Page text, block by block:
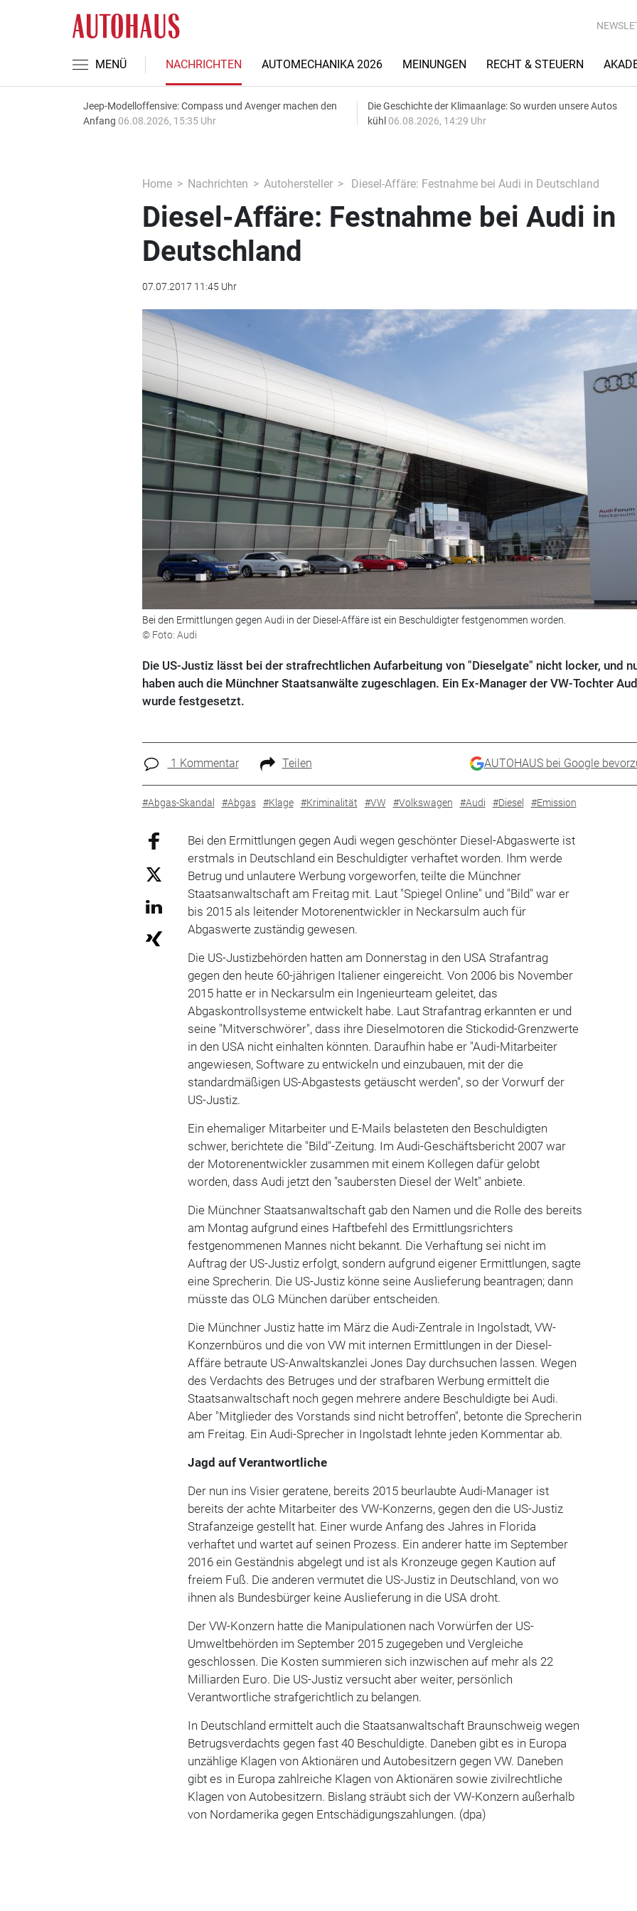
MENÜ NACHRICHTEN AUTOMECHANIKA 2026 MEINUNGEN RECHT & STEUERN
Jeep-Modelloffensive: Compass und Avenger machen den
Anfang 06.08.2026, 15:35 Uhr
Die Geschichte der Klimaanlage: So wurden unsere Autos
kühl 06.08.2026, 14:29 Uhr
Home Nachrichten Autohersteller Diesel-Affäre: Festnahme bei Audi in Deutschland
Diesel-Affäre: Festnahme bei Audi in
Deutschland
07.07.2017 11:45 Uhr
Bei den Ermittlungen gegen Audi in der Diesel-Affäre ist ein Beschuldigter festgenommen worden.
© Foto: Audi
Die US-Justiz lässt bei der strafrechtlichen Aufarbeitung von "Dieselgate" nicht locker, und
haben auch die Münchner Staatsanwälte zugeschlagen. Ein Ex-Manager der VW-Tochter
wurde festgesetzt.
1 Kommentar Teilen AUTOHAUS bei Google
#Abgas-Skandal #Abgas #Klage #Kriminalität #VW #Volkswagen #Audi #Diesel #Emission
Bei den Ermittlungen gegen Audi wegen geschönter Diesel-Abgaswerte ist
erstmals in Deutschland ein Beschuldigter verhaftet worden. Ihm werde
Betrug und unlautere Werbung vorgeworfen, teilte die Münchner
Staatsanwaltschaft am Freitag mit. Laut "Spiegel Online" und "Bild" war er
bis 2015 als leitender Motorenentwickler in Neckarsulm auch für
Abgaswerte zuständig gewesen.
Die US-Justizbehörden hatten am Donnerstag in den USA Strafantrag
gegen den heute 60-jährigen Italiener eingereicht. Von 2006 bis November
2015 hatte er in Neckarsulm ein Ingenieurteam geleitet, das
Abgaskontrollsysteme entwickelt habe. Laut Strafantrag erkannten er und
seine "Mitverschwörer", dass ihre Dieselmotoren die Stickodid-Grenzwerte
in den USA nicht einhalten könnten. Daraufhin habe er "Audi-Mitarbeiter
angewiesen, Software zu entwickeln und einzubauen, mit der die
standardmäßigen US-Abgastests getäuscht werden", so der Vorwurf der
US-Justiz.
Ein ehemaliger Mitarbeiter und E-Mails belasteten den Beschuldigten
schwer, berichtete die "Bild"-Zeitung. Im Audi-Geschäftsbericht 2007 war
der Motorenentwickler zusammen mit einem Kollegen dafür gelobt
worden, dass Audi jetzt den "saubersten Diesel der Welt" anbiete.
Die Münchner Staatsanwaltschaft gab den Namen und die Rolle des bereits
am Montag aufgrund eines Haftbefehl des Ermittlungsrichters
festgenommenen Mannes nicht bekannt. Die Verhaftung sei nicht im
Auftrag der US-Justiz erfolgt, sondern aufgrund eigener Ermittlungen, sagte
eine Sprecherin. Die US-Justiz könne seine Auslieferung beantragen; dann
müsste das OLG München darüber entscheiden.
Die Münchner Justiz hatte im März die Audi-Zentrale in Ingolstadt, VW-
Konzernbüros und die von VW mit internen Ermittlungen in der Diesel-
Affäre betraute US-Anwaltskanzlei Jones Day durchsuchen lassen. Wegen
des Verdachts des Betruges und der strafbaren Werbung ermittelt die
Staatsanwaltschaft noch gegen mehrere andere Beschuldigte bei Audi.
Aber "Mitglieder des Vorstands sind nicht betroffen", betonte die Sprecherin
am Freitag. Ein Audi-Sprecher in Ingolstadt lehnte jeden Kommentar ab.
Jagd auf Verantwortliche
Der nun ins Visier geratene, bereits 2015 beurlaubte Audi-Manager ist
bereits der achte Mitarbeiter des VW-Konzerns, gegen den die US-Justiz
Strafanzeige gestellt hat. Einer wurde Anfang des Jahres in Florida
verhaftet und wartet auf seinen Prozess. Ein anderer hatte im September
2016 ein Geständnis abgelegt und ist als Kronzeuge gegen Kaution auf
freiem Fuß. Die anderen vermutet die US-Justiz in Deutschland, von wo
ihnen als Bundesbürger keine Auslieferung in die USA droht.
Der VW-Konzern hatte die Manipulationen nach Vorwürfen der US-
Umweltbehörden im September 2015 zugegeben und Vergleiche
geschlossen. Die Kosten summieren sich inzwischen auf mehr als 22
Milliarden Euro. Die US-Justiz versucht aber weiter, persönlich
Verantwortliche strafgerichtlich zu belangen.
In Deutschland ermittelt auch die Staatsanwaltschaft Braunschweig wegen
Betrugsverdachts gegen fast 40 Beschuldigte. Daneben gibt es in Europa
unzählige Klagen von Aktionären und Autobesitzern gegen VW. Daneben
gibt es in Europa zahlreiche Klagen von Aktionären sowie zivilrechtliche
Klagen von Autobesitzern. Bislang sträubt sich der VW-Konzern außerhalb
von Nordamerika gegen Entschädigungszahlungen. (dpa)